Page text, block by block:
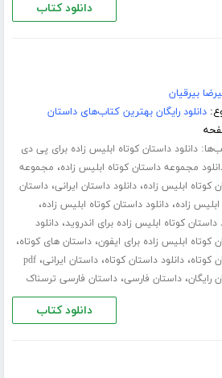
دانلود کتاب
بیرقیان
دانلود رایگان بهترین کتاب‌های داستان
دانلود داستان کوتاه ابلیس زاده برای پی دی
مجموعه داستان کوتاه ابلیس زاده، مجموعه
کوتاه ابلیس زاده،دانلود داستان ایرانی،داستان
ابلیس زاده،دانلود داستان کوتاه ابلیس زاده،
داستان کوتاه ابلیس زاده برای اندروید،دانلود
کوتاه ابلیس زاده برای ایفون،داستان های کوتاه،
کوتاه،دانلود داستان کوتاه،داستان ایرانی،pdf
رایگان،داستان فارسی،داستان فارسی ترسناک
دانلود کتاب